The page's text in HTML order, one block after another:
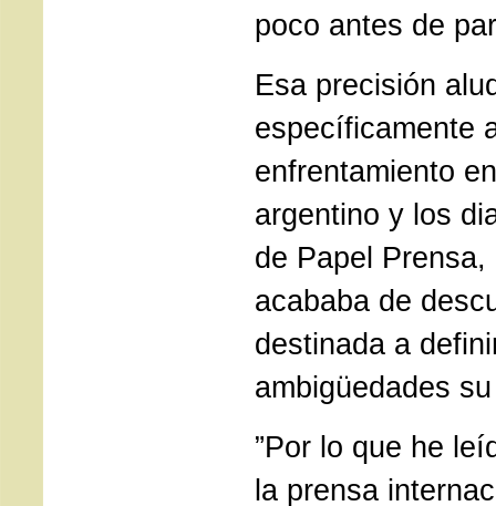
poco antes de
Esa precisión
específicamente
enfrentamiento
argentino y los
de Papel
acababa de
destinada a
ambigüedades
”Por lo que he
la prensa